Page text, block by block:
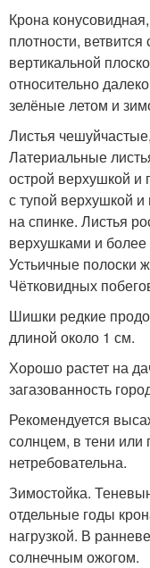
Крона
плотности,
вертикальной
относительно
зелёные летом и
Листья
Латериальные
острой верхушкой
с тупой верхушкой
на спинке. Листья
верхушками и
Устьичные полоски
Чётковидных
Шишки редкие
длиной около 1 см.
Хорошо растет на
загазованность
Рекомендуется
солнцем, в тени или
нетребовательна.
Зимостойка.
отдельные годы
нагрузкой. В
солнечным ожогом.